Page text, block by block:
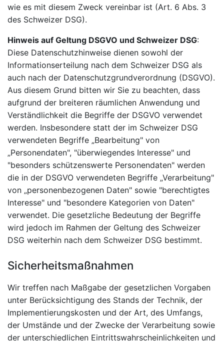
wie es mit diesem Zweck vereinbar ist (Art. 6 Abs. 3
des Schweizer DSG).
Hinweis auf Geltung DSGVO und Schweizer DSG:
Diese Datenschutzhinweise dienen sowohl der
Informationserteilung nach dem Schweizer DSG als
auch nach der Datenschutzgrundverordnung (DSGVO).
Aus diesem Grund bitten wir Sie zu beachten, dass
aufgrund der breiteren räumlichen Anwendung und
Verständlichkeit die Begriffe der DSGVO verwendet
werden. Insbesondere statt der im Schweizer DSG
verwendeten Begriffe „Bearbeitung" von
„Personendaten", "überwiegendes Interesse" und
"besonders schützenswerte Personendaten" werden
die in der DSGVO verwendeten Begriffe „Verarbeitung"
von „personenbezogenen Daten" sowie "berechtigtes
Interesse" und "besondere Kategorien von Daten"
verwendet. Die gesetzliche Bedeutung der Begriffe
wird jedoch im Rahmen der Geltung des Schweizer
DSG weiterhin nach dem Schweizer DSG bestimmt.
Sicherheitsmaßnahmen
Wir treffen nach Maßgabe der gesetzlichen Vorgaben
unter Berücksichtigung des Stands der Technik, der
Implementierungskosten und der Art, des Umfangs,
der Umstände und der Zwecke der Verarbeitung sowie
der unterschiedlichen Eintrittswahrscheinlichkeiten und